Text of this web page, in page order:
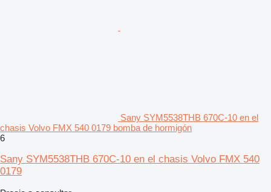
Sany SYM5538THB 670C-10 en el
chasis Volvo FMX 540 0179 bomba de hormigón
6
Sany SYM5538THB 670C-10 en el chasis Volvo FMX 540
0179